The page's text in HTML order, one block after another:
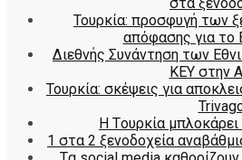
Τουρκία: προσφυγή των
απόφασης για το
Διεθνής Συνάντηση των
KEY στην
Τουρκία: σκέψεις για
H Tουρκία
1 στα 2 ξενοδοχεία